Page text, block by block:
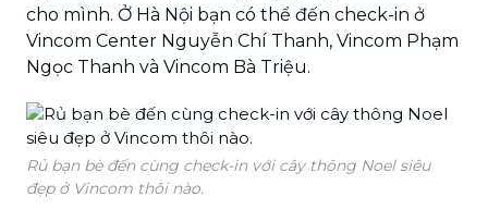
cho mình. Ở Hà Nội bạn có thể đến check-in ở
Vincom Center Nguyễn Chí Thanh, Vincom Phạm
Ngọc Thanh và Vincom Bà Triệu.
Rủ bạn bè đến cùng check-in với cây thông Noel siêu
đẹp ở Vincom thôi nào.